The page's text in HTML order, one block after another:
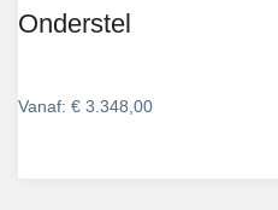
Onderstel
Vanaf: € 3.348,00